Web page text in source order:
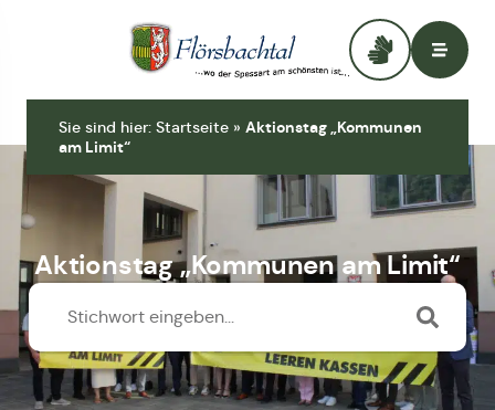
Sie sind hier: Startseite » Aktionstag „Kommunen
am Limit“
Aktionstag „Kommunen am Limit“